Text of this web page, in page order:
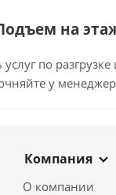
на
услуг по
у
Компания
О компании